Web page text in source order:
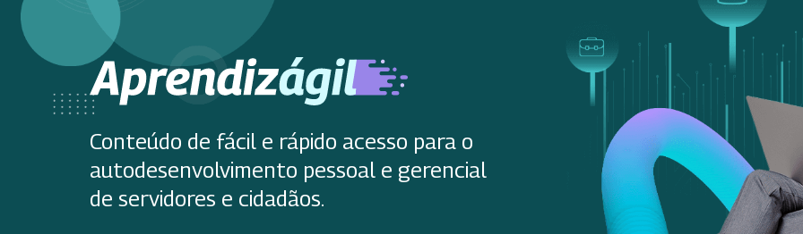
Conteúdo de fácil e rápido acesso para o
autodesenvolvimento pessoal e gerencial
de servidores e cidadãos.